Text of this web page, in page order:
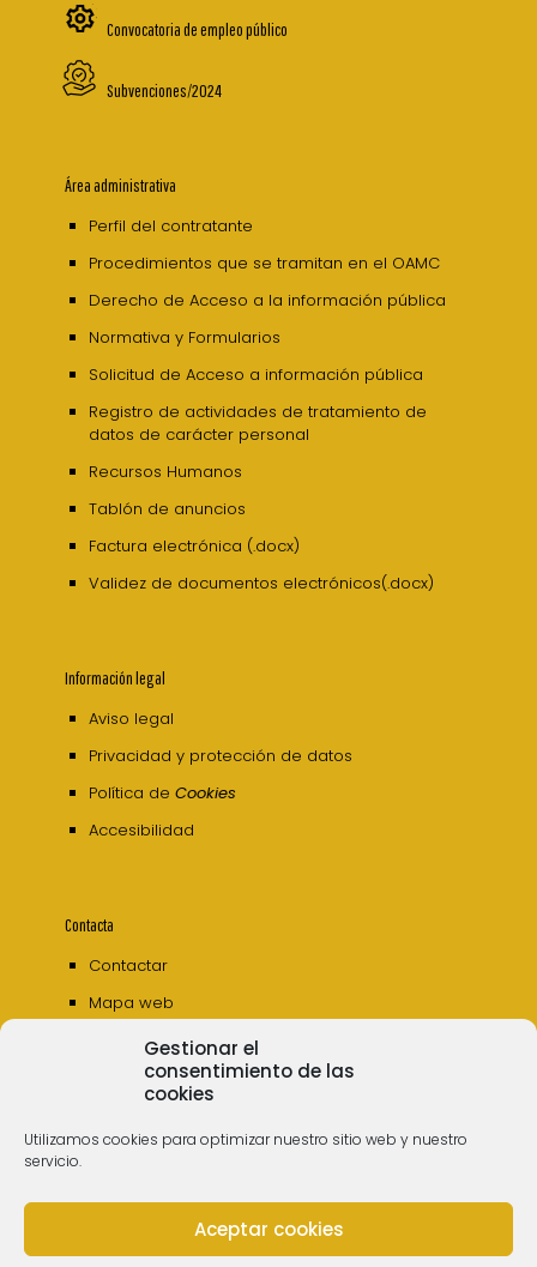
Gestionar el
consentimiento de las
cookies
Utilizamos cookies para optimizar nuestro sitio web y nuestro
servicio.
Aceptar cookies
Convocatoria de empleo público
Subvenciones/2024
Área administrativa
Perfil del contratante
Procedimientos que se tramitan en el OAMC
Derecho de Acceso a la información pública
Normativa y Formularios
Solicitud de Acceso a información pública
Registro de actividades de tratamiento de
datos de carácter personal
Recursos Humanos
Tablón de anuncios
Factura electrónica (.docx)
Validez de documentos electrónicos(.docx)
Información legal
Aviso legal
Privacidad y protección de datos
Política de Cookies
Accesibilidad
Contacta
Contactar
Mapa web
© 2006 - 2023 Museos de Tenerife. Todos los
derechos reservados